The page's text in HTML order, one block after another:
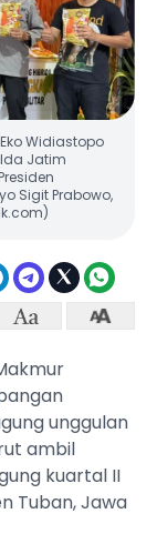
Widiastopo
Jatim
Sigit Prabowo,
unggulan
ambil
kuartal II
Tuban, Jawa